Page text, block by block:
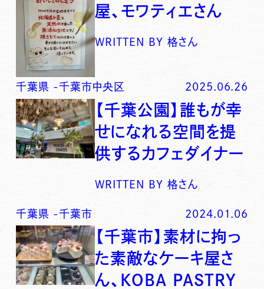
屋、モワティエさん
WRITTEN BY 格さん
千葉県 -千葉市中央区 2025.06.26
【千葉公園】誰もが幸
せになれる空間を提
供するカフェダイナー
WRITTEN BY 格さん
千葉県 -千葉市 2024.01.06
【千葉市】素材に拘っ
た素敵なケーキ屋さ
ん、KOBA PASTRY